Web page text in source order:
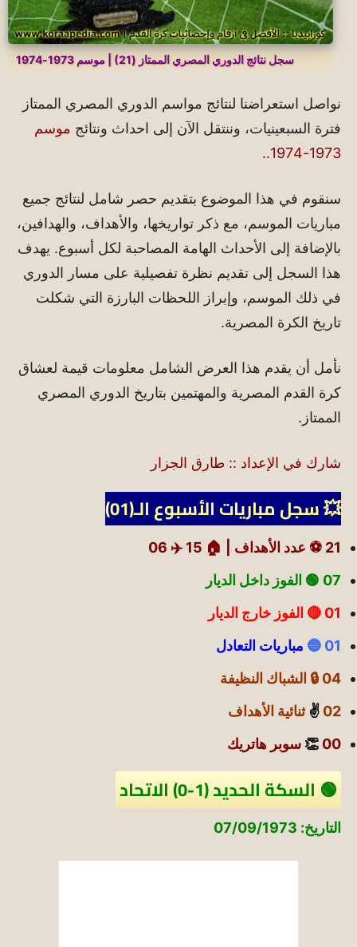
سجل نتائج الدوري المصري الممتاز (21) | موسم 1973-1974
نواصل استعراضنا لنتائج مواسم الدوري المصري الممتاز
فترة السبعينيات، وننتقل الآن إلى احداث ونتائج موسم
1973-1974
..
سنقوم في هذا الموضوع بتقديم حصر شامل لنتائج جميع
مباريات الموسم، مع ذكر تواريخها، والأهداف، والهدافين،
بالإضافة إلى الأحداث الهامة المصاحبة لكل أسبوع. يهدف
هذا السجل إلى تقديم نظرة تفصيلية على مسار الدوري
في ذلك الموسم، وإبراز اللحظات البارزة التي شكلت
تاريخ الكرة المصرية.
نأمل أن يقدم هذا العرض الشامل معلومات قيمة لعشاق
كرة القدم المصرية والمهتمين بتاريخ الدوري المصري
الممتاز.
شارك في الإعداد :: طارق الجزار
💥 سجل مباريات الأسبوع الـ(01)
21 ⚽ عدد الأهداف | 🏠 15
✈️ 06
07 🟢
الفوز داخل الديار
01 🔴 الفوز خارج الديار
01 🔵
مباريات التعادل
04 🔒 الشباك النظيفة
02
✌️ ثنائية الأهداف
00
👏 سوبر هاتريك
🟢 السكة الحديد (1-0) الاتحاد
التاريخ: 07/09/1973